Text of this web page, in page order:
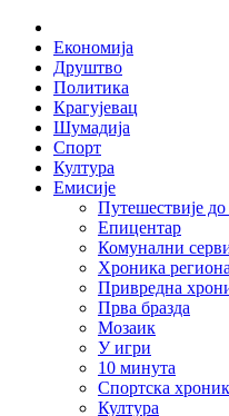
Skip
content
Економија
Друштво
Политика
Крагујевац
Шумадија
Спорт
Култура
Емисије
Путешествије
Епицентар
Комунални
Хроника региона
Привредна
Прва бразда
Мозаик
У игри
10 минута
Спортска
Култура